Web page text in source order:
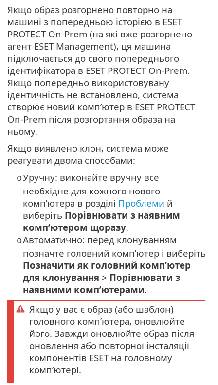
Якщо образ розгорнено повторно на
машині з попередньою історією в ESET
PROTECT On-Prem (на які вже розгорнено
агент ESET Management), ця машина
підключається до свого попереднього
ідентифікатора в ESET PROTECT On-Prem.
Якщо попередньо використовувану
ідентичність не встановлено, система
створює новий комп’ютер в ESET PROTECT
On-Prem після розгортання образа на
ньому.
Якщо виявлено клон, система може
реагувати двома способами:
oУручну: виконайте вручну все
необхідне для кожного нового
комп’ютера в розділі Проблеми й
виберіть Порівнювати з наявним
комп’ютером щоразу.
oАвтоматично: перед клонуванням
позначте головний комп’ютер і виберіть
Позначити як головний комп’ютер
для клонування > Порівнювати з
наявними комп’ютерами.
Якщо у вас є образ (або шаблон)
головного комп’ютера, оновлюйте
його. Завжди оновлюйте образ після
оновлення або повторної інсталяції
компонентів ESET на головному
комп’ютері.